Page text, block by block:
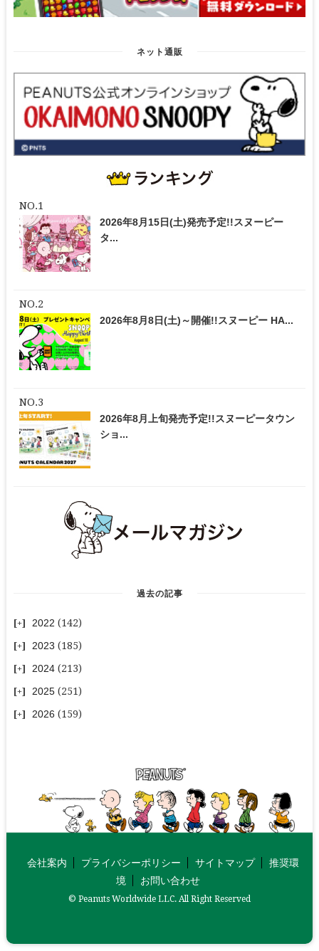
ネット通販
2026年8月15日(土)発売予定!!スヌーピー
タ...
2026年8月8日(土)～開催!!スヌーピー HA...
2026年8月上旬発売予定!!スヌーピータウン
ショ...
過去の記事
2022 (142)
2023 (185)
2024 (213)
2025 (251)
2026 (159)
会社案内 プライバシーポリシー サイトマップ
推奨環
境
お問い合わせ
© Peanuts Worldwide LLC. All Right Reserved